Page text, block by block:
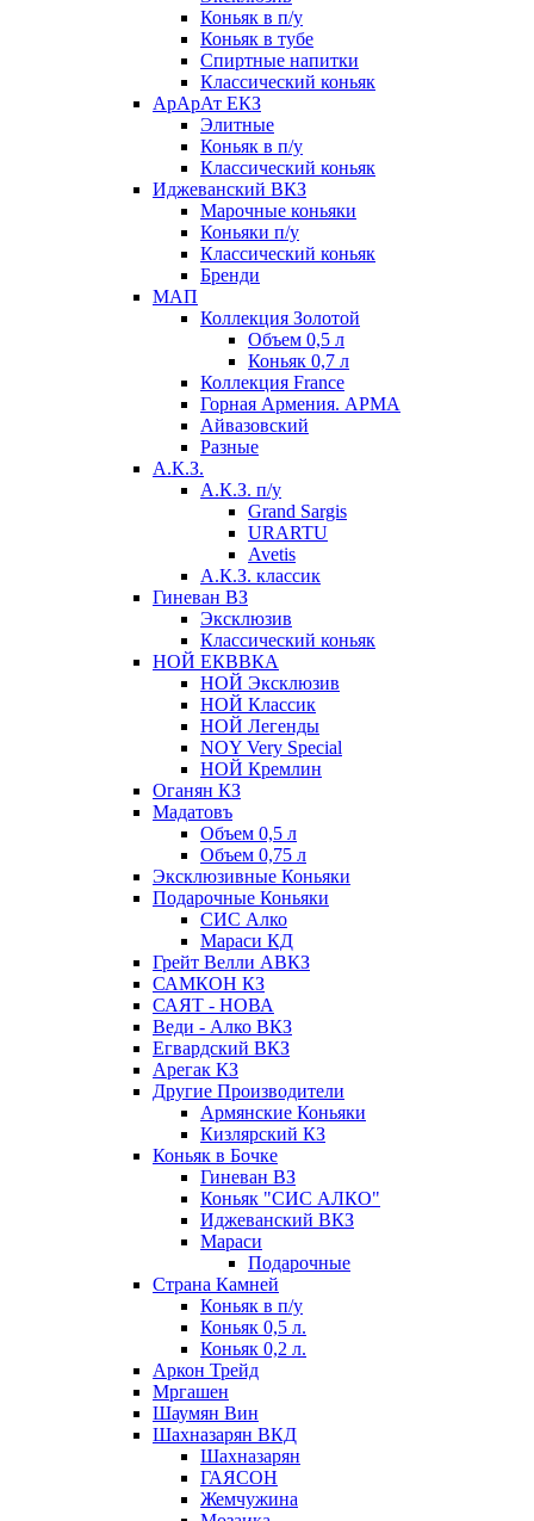
Коньяк в п/у
Коньяк в тубе
Спиртные напитки
Классический коньяк
АрАрАт ЕКЗ
Элитные
Коньяк в п/у
Классический коньяк
Иджеванский ВКЗ
Марочные коньяки
Коньяки п/у
Классический коньяк
Бренди
МАП
Коллекция Золотой
Объем 0,5 л
Коньяк 0,7 л
Коллекция France
Горная Армения. АРМА
Айвазовский
Разные
А.К.З.
А.К.З. п/у
Grand Sargis
URARTU
Avetis
А.К.З. классик
Гиневан ВЗ
Эксклюзив
Классический коньяк
НОЙ ЕКВВКА
НОЙ Эксклюзив
НОЙ Классик
НОЙ Легенды
NOY Very Speсial
НОЙ Кремлин
Оганян КЗ
Мадатовъ
Объем 0,5 л
Объем 0,75 л
Эксклюзивные Коньяки
Подарочные Коньяки
СИС Алко
Мараси КД
Грейт Велли АВКЗ
САМКОН КЗ
САЯТ - НОВА
Веди - Алко ВКЗ
Егвардский ВКЗ
Арегак КЗ
Другие Производители
Армянские Коньяки
Кизлярский КЗ
Коньяк в Бочке
Гиневан ВЗ
Коньяк "СИС АЛКО"
Иджеванский ВКЗ
Мараси
Подарочные
Страна Камней
Коньяк в п/у
Коньяк 0,5 л.
Коньяк 0,2 л.
Аркон Трейд
Мргашен
Шаумян Вин
Шахназарян ВКД
Шахназарян
ГАЯСОН
Жемчужина